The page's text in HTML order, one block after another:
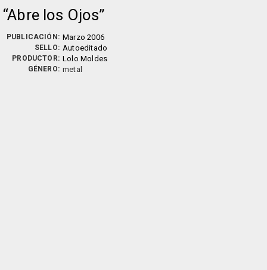
Abre los Ojos
PUBLICACIÓN: Marzo 2006
SELLO: Autoeditado
PRODUCTOR: Lolo Moldes
GÉNERO: metal